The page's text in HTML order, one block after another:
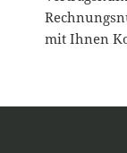
mit Ihnen